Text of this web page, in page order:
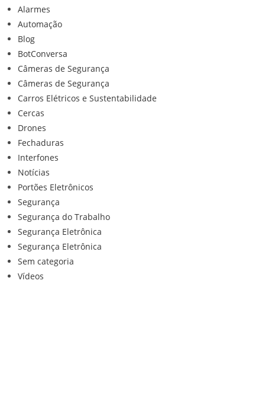
Alarmes
Automação
Blog
BotConversa
Câmeras de Segurança
Câmeras de Segurança
Carros Elétricos e Sustentabilidade
Cercas
Drones
Fechaduras
Interfones
Notícias
Portões Eletrônicos
Segurança
Segurança do Trabalho
Segurança Eletrônica
Segurança Eletrônica
Sem categoria
Vídeos